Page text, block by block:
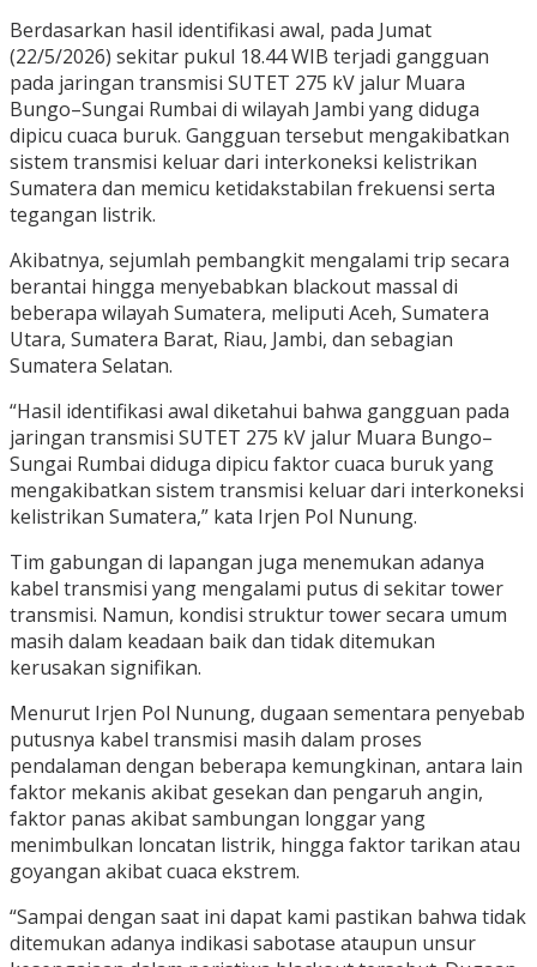
Berdasarkan hasil identifikasi awal, pada Jumat
(22/5/2026) sekitar pukul 18.44 WIB terjadi gangguan
pada jaringan transmisi SUTET 275 kV jalur Muara
Bungo–Sungai Rumbai di wilayah Jambi yang diduga
dipicu cuaca buruk. Gangguan tersebut mengakibatkan
sistem transmisi keluar dari interkoneksi kelistrikan
Sumatera dan memicu ketidakstabilan frekuensi serta
tegangan listrik.
Akibatnya, sejumlah pembangkit mengalami trip secara
berantai hingga menyebabkan blackout massal di
beberapa wilayah Sumatera, meliputi Aceh, Sumatera
Utara, Sumatera Barat, Riau, Jambi, dan sebagian
Sumatera Selatan.
“Hasil identifikasi awal diketahui bahwa gangguan pada
jaringan transmisi SUTET 275 kV jalur Muara Bungo–
Sungai Rumbai diduga dipicu faktor cuaca buruk yang
mengakibatkan sistem transmisi keluar dari interkoneksi
kelistrikan Sumatera,” kata Irjen Pol Nunung.
Tim gabungan di lapangan juga menemukan adanya
kabel transmisi yang mengalami putus di sekitar tower
transmisi. Namun, kondisi struktur tower secara umum
masih dalam keadaan baik dan tidak ditemukan
kerusakan signifikan.
Menurut Irjen Pol Nunung, dugaan sementara penyebab
putusnya kabel transmisi masih dalam proses
pendalaman dengan beberapa kemungkinan, antara lain
faktor mekanis akibat gesekan dan pengaruh angin,
faktor panas akibat sambungan longgar yang
menimbulkan loncatan listrik, hingga faktor tarikan atau
goyangan akibat cuaca ekstrem.
“Sampai dengan saat ini dapat kami pastikan bahwa tidak
ditemukan adanya indikasi sabotase ataupun unsur